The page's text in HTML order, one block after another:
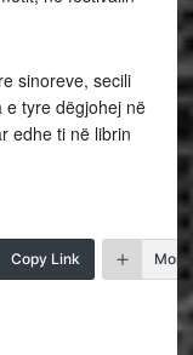
sinoreve, secili
tyre dëgjohej në
edhe ti në librin
Copy Link More